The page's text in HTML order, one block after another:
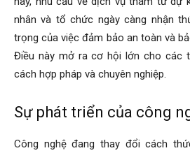
nhân và tổ chức ngày càng nhận
trọng của việc đảm bảo an toàn và
Điều này mở ra cơ hội lớn cho các
cách hợp pháp và chuyên nghiệp.
Sự phát triển của công
Công nghệ đang thay đổi cách